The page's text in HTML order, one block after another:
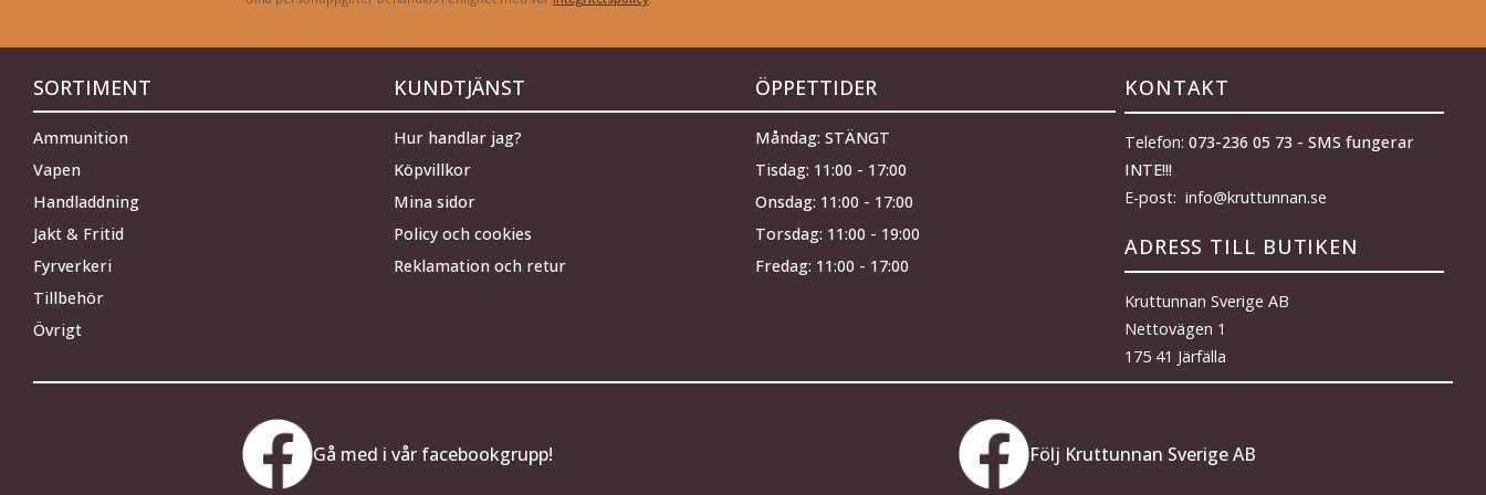
SORTIMENT
Ammunition
Vapen
Handladdning
Jakt & Fritid
Fyrverkeri
Tillbehör
Övrigt
KUNDTJÄNST
Hur handlar jag?
Köpvillkor
Mina sidor
Policy och cookies
Reklamation och retur
ÖPPETTIDER
Måndag: STÄNGT
Tisdag: 11:00 - 17:00
Onsdag: 11:00 - 17:00
Torsdag: 11:00 - 19:00
Fredag: 11:00 - 17:00
KONTAKT
Telefon: 073-236 05 73 - SMS fungerar
INTE!!!
E-post: info@kruttunnan.se
ADRESS TILL BUTIKEN
Kruttunnan Sverige AB
Nettovägen 1
175 41 Järfälla
Gå med i vår facebookgrupp! Följ Kruttunnan Sverige AB